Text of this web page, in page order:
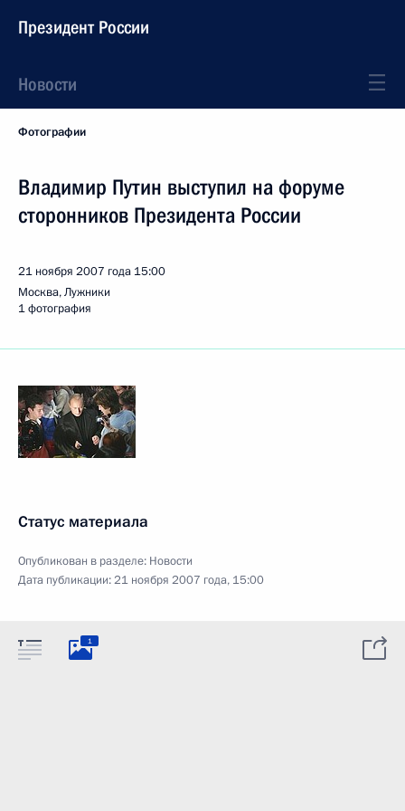
Президент России
Новости
Фотографии
Владимир Путин выступил на форуме
сторонников Президента России
21 ноября 2007 года 15:00
Москва, Лужники
1 фотография
Статус материала
Опубликован в разделе: Новости
Дата публикации:21 ноября 2007 года, 15:00
1